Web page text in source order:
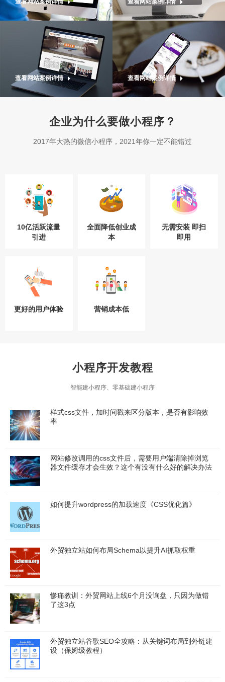
查看网站案例详情 查看网站案例详情
查看网站案例详情 查看网站案例详情
企业为什么要做小程序？
2017年大热的微信小程序，2021年你一定不能错过
10亿活跃流量
引进
全面降低创业成
本
无需安装 即扫
即用
更好的用户体验 营销成本低
小程序开发教程
智能建小程序、零基础建小程序
样式css文件，加时间戳来区分版本，是否有影响效
率
网站修改调用的css文件后，需要用户端清除掉浏览
器文件缓存才会生效？这个有没有什么好的解决办法
如何提升wordpress的加载速度《CSS优化篇》
外贸独立站如何布局Schema以提升AI抓取权重
惨痛教训：外贸网站上线6个月没询盘，只因为做错
了这3点
外贸独立站谷歌SEO全攻略：从关键词布局到外链建
设（保姆级教程）